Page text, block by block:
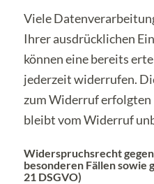
Viele
Ihrer ausdrücklichen
können eine bereits
jederzeit widerrufen.
zum Widerruf
bleibt vom Widerruf
Widerspruchsrecht
besonderen Fällen sowie
21 DSGVO)